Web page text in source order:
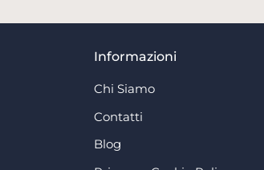
Informazioni
Chi Siamo
Contatti
Blog